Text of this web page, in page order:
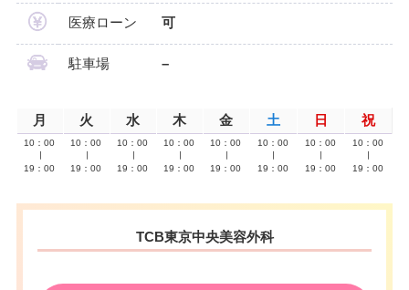
医療ローン 可
駐車場 –
月 火 水 木 金 土 日 祝
10：00
19：00
10：00
19：00
10：00
19：00
10：00
19：00
10：00
19：00
10：00
19：00
10：00
19：00
10：00
19：00
TCB東京中央美容外科